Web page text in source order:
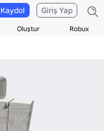
Oluştur Robux
Kaydol Giriş Yap